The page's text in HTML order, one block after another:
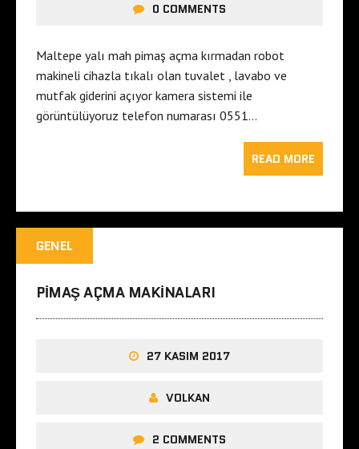
0 COMMENTS
Maltepe yalı mah pimaş açma kırmadan robot
makineli cihazla tıkalı olan tuvalet , lavabo ve
mutfak giderini açıyor kamera sistemi ile
görüntülüyoruz telefon numarası 0551…
READ MORE
GENEL
PIMAŞ AÇMA MAKINALARI
27 KASIM 2017
VOLKAN
2 COMMENTS